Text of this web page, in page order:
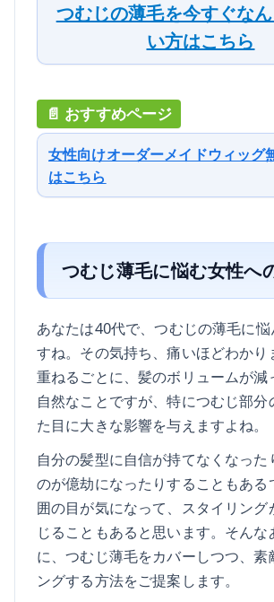
つむじの薄毛を今すぐな
い方はこちら
女性向けオーダーメイドウィッグ
はこちら
つむじ薄毛に悩む女性へ
あなたは40代で、つむじの薄毛に
すね。その気持ち、痛いほどわかり
重ねるごとに、髪のボリュームが減
自然なことですが、特につむじ部分
た目に大きな影響を与えますよね。
自分の髪型に自信が持てなくなった
のが億劫になったりすることもある
囲の目が気になって、スタイリング
じることもあると思います。そんな
に、つむじ薄毛をカバーしつつ、素
ングする方法をご提案します。